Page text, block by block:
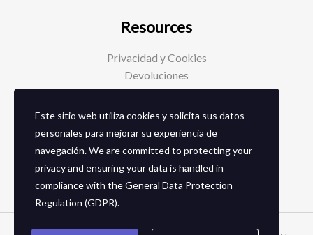
Resources
Privacidad y Cookies
Devoluciones
Social Media
Facebook
Instagram
Este sitio web utiliza cookies y solicita sus datos
personales para mejorar su experiencia de
navegación. We are committed to protecting your
privacy and ensuring your data is handled in
compliance with theGeneral Data Protection
Regulation (GDPR).